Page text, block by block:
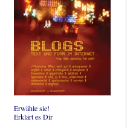
Erwähle sie!
Erklärt es Dir